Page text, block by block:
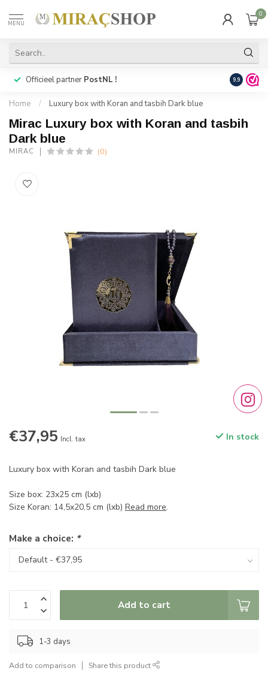
MENU
0
Officieel partner PostNL ! Snelle
9.9
Home / Luxury box with Koran and tasbih Dark blue
Mirac Luxury box with Koran and tasbih
Dark blue
MIRAC (0)
€37,95 Incl. tax In stock
Luxury box with Koran and tasbih Dark blue
Size box: 23x25 cm (lxb)
Size Koran: 14,5x20,5 cm (lxb) Read more.
Make a choice: *
Add to cart
1-3 days
Add to comparison Share this product